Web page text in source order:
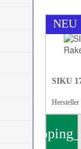
NEU
SIKU